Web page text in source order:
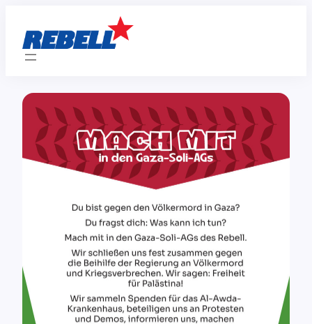
springen
Mach mit in den Gaza-Soli-AGs des REBELL!